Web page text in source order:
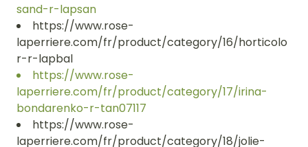
sand-r-lapsan
https://www.rose-
laperriere.com/fr/product/category/16/horticolo
r-r-lapbal
https://www.rose-
laperriere.com/fr/product/category/17/irina-
bondarenko-r-tan07117
https://www.rose-
laperriere.com/fr/product/category/18/jolie-